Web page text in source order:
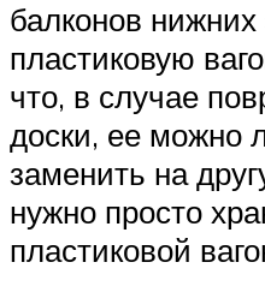
балконов нижних
пластиковую
что, в случае
доски, ее можно
заменить на
нужно просто
пластиковой